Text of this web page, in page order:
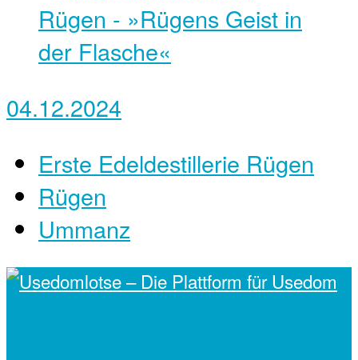
04.12.2024
Erste Edeldestillerie Rügen
Rügen
Ummanz